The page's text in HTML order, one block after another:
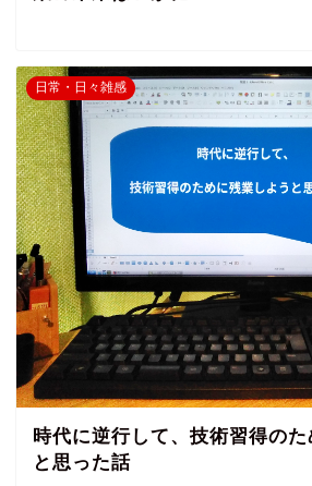
日常・日々雑感
時代に逆行して、技術習得のた
と思った話